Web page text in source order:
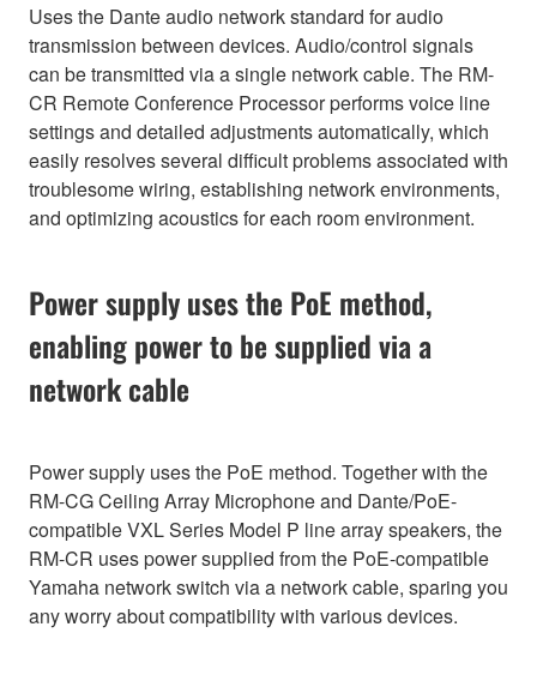
Uses the Dante audio network standard for audio
transmission between devices. Audio/control signals
can be transmitted via a single network cable. The RM-
CR Remote Conference Processor performs voice line
settings and detailed adjustments automatically, which
easily resolves several difficult problems associated with
troublesome wiring, establishing network environments,
and optimizing acoustics for each room environment.
Power supply uses the PoE method,
enabling power to be supplied via a
network cable
Power supply uses the PoE method. Together with the
RM-CG Ceiling Array Microphone and Dante/PoE-
compatible VXL Series Model P line array speakers, the
RM-CR uses power supplied from the PoE-compatible
Yamaha network switch via a network cable, sparing you
any worry about compatibility with various devices.